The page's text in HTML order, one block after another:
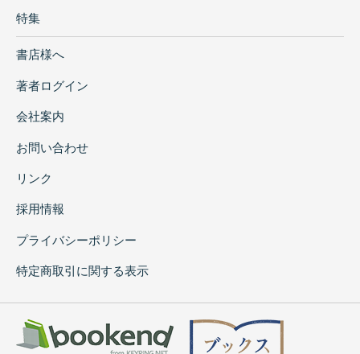
特集
書店様へ
著者ログイン
会社案内
お問い合わせ
リンク
採用情報
プライバシーポリシー
特定商取引に関する表示